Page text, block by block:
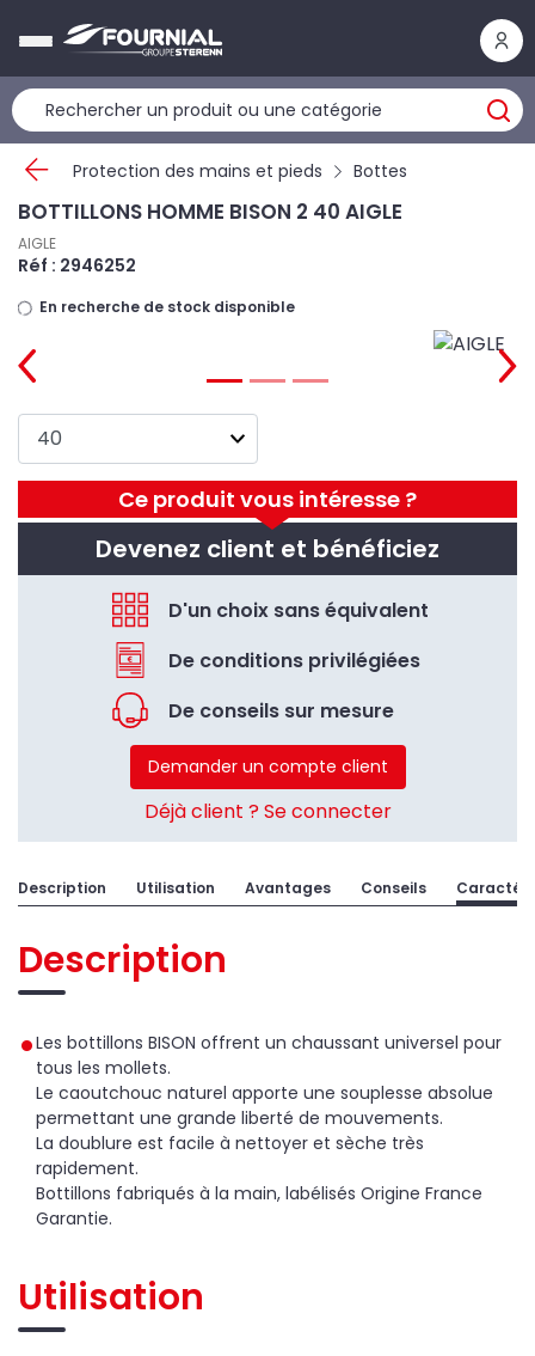
Protection des mains et pieds Bottes
Ce produit vous intéresse ?
Devenez client et bénéficiez
D'un choix sans équivalent
De conditions privilégiées
De conseils sur mesure
Demander un compte client
Déjà client ? Se connecter
BOTTILLONS HOMME BISON 2 40 AIGLE
AIGLE
Réf : 2946252
En recherche de stock disponible
Description Utilisation Avantages Conseils
Description
Les bottillons BISON offrent un chaussant universel pour
tous les mollets.
Le caoutchouc naturel apporte une souplesse absolue
permettant une grande liberté de mouvements.
La doublure est facile à nettoyer et sèche très
rapidement.
Bottillons fabriqués à la main, labélisés Origine France
Garantie.
Utilisation